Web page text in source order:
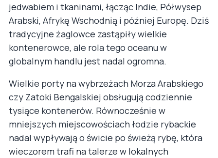
jedwabiem i tkaninami, łącząc Indie, Półwysep
Arabski, Afrykę Wschodnią i później Europę. Dziś
tradycyjne żaglowce zastąpiły wielkie
kontenerowce, ale rola tego oceanu w
globalnym handlu jest nadal ogromna.
Wielkie porty na wybrzeżach Morza Arabskiego
czy Zatoki Bengalskiej obsługują codziennie
tysiące kontenerów. Równocześnie w
mniejszych miejscowościach łodzie rybackie
nadal wypływają o świcie po świeżą rybę, która
wieczorem trafi na talerze w lokalnych